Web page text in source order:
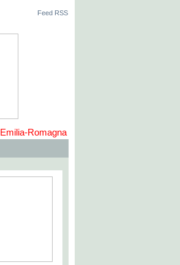
Feed RSS
Emilia-Romagna